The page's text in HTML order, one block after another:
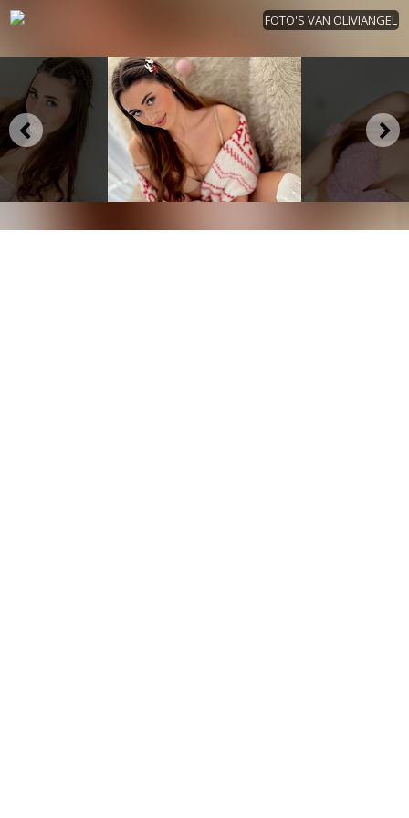
FOTO'S VAN OLIVIANGEL